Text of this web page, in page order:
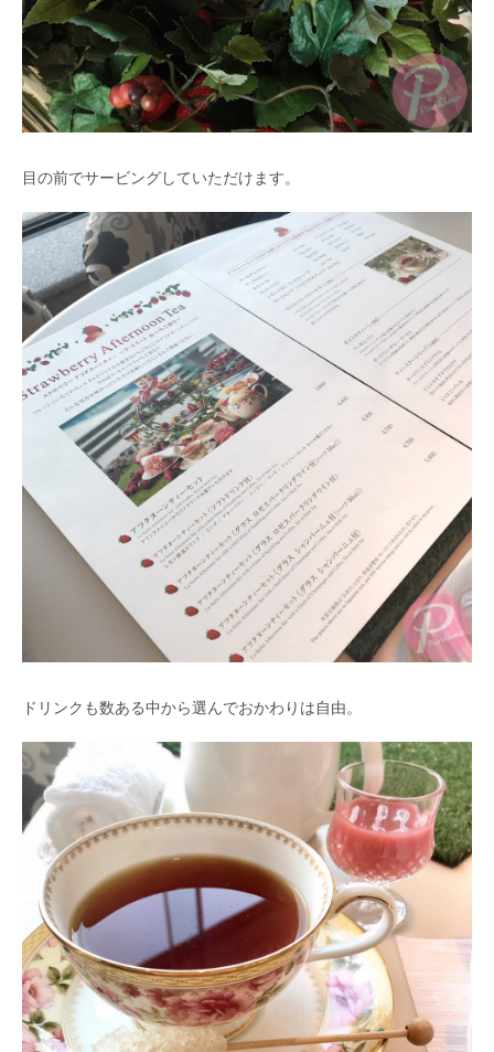
目の前でサービングしていただけます。
ドリンクも数ある中から選んでおかわりは自由。